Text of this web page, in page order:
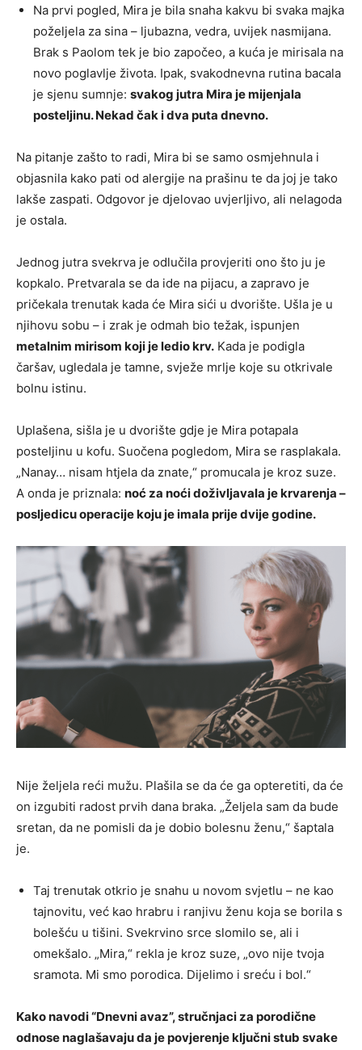
Na prvi pogled, Mira je bila snaha kakvu bi svaka majka
poželjela za sina – ljubazna, vedra, uvijek nasmijana.
Brak s Paolom tek je bio započeo, a kuća je mirisala na
novo poglavlje života. Ipak, svakodnevna rutina bacala
je sjenu sumnje: svakog jutra Mira je mijenjala
posteljinu. Nekad čak i dva puta dnevno.
Na pitanje zašto to radi, Mira bi se samo osmjehnula i
objasnila kako pati od alergije na prašinu te da joj je tako
lakše zaspati. Odgovor je djelovao uvjerljivo, ali nelagoda
je ostala.
Jednog jutra svekrva je odlučila provjeriti ono što ju je
kopkalo. Pretvarala se da ide na pijacu, a zapravo je
pričekala trenutak kada će Mira sići u dvorište. Ušla je u
njihovu sobu – i zrak je odmah bio težak, ispunjen
metalnim mirisom koji je ledio krv. Kada je podigla
čaršav, ugledala je tamne, svježe mrlje koje su otkrivale
bolnu istinu.
Uplašena, sišla je u dvorište gdje je Mira potapala
posteljinu u kofu. Suočena pogledom, Mira se rasplakala.
„Nanay… nisam htjela da znate,“ promucala je kroz suze.
A onda je priznala: noć za noći doživljavala je krvarenja –
posljedicu operacije koju je imala prije dvije godine.
Nije željela reći mužu. Plašila se da će ga opteretiti, da će
on izgubiti radost prvih dana braka. „Željela sam da bude
sretan, da ne pomisli da je dobio bolesnu ženu,“ šaptala
je.
Taj trenutak otkrio je snahu u novom svjetlu – ne kao
tajnovitu, već kao hrabru i ranjivu ženu koja se borila s
bolešću u tišini. Svekrvino srce slomilo se, ali i
omekšalo. „Mira,“ rekla je kroz suze, „ovo nije tvoja
sramota. Mi smo porodica. Dijelimo i sreću i bol.“
Kako navodi “Dnevni avaz”, stručnjaci za porodične
odnose naglašavaju da je povjerenje ključni stub svake